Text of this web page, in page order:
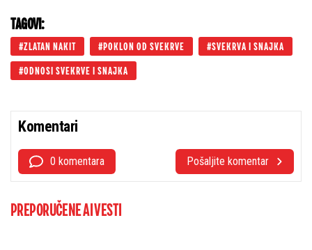
TAGOVI:
ZLATAN NAKIT POKLON OD SVEKRVE SVEKRVA I SNAJKA
ODNOSI SVEKRVE I SNAJKA
Komentari
0 komentara Pošaljite komentar
PREPORUČENE AI VESTI